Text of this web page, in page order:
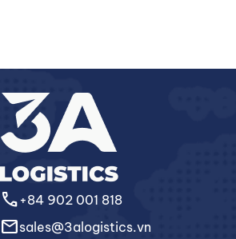
call+84 902 001 818
emailsales@3alogistics.vn